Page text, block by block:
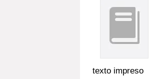
texto impreso